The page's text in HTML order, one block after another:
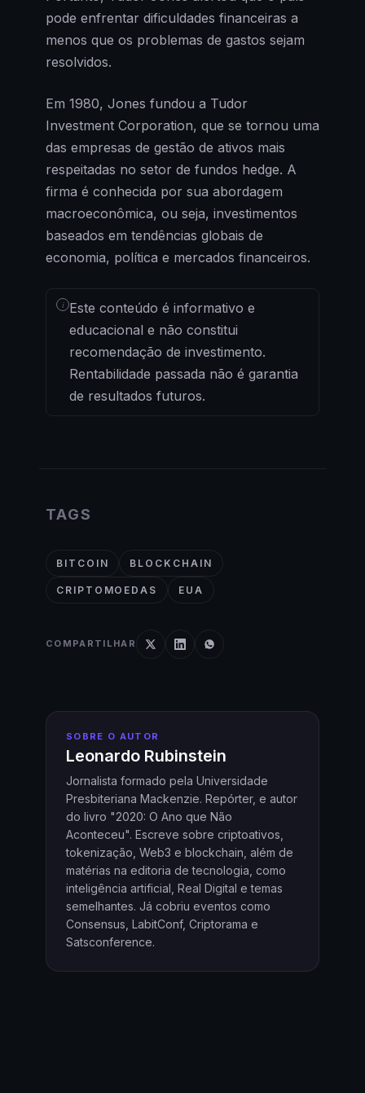
pode enfrentar dificuldades financeiras a
menos que os problemas de gastos sejam
resolvidos.
Em 1980, Jones fundou a Tudor
Investment Corporation, que se tornou uma
das empresas de gestão de ativos mais
respeitadas no setor de fundos hedge. A
firma é conhecida por sua abordagem
macroeconômica, ou seja, investimentos
baseados em tendências globais de
economia, política e mercados financeiros.
i Este conteúdo é informativo e
educacional e não constitui
recomendação de investimento.
Rentabilidade passada não é garantia
de resultados futuros.
TAGS
BITCOIN BLOCKCHAIN
CRIPTOMOEDAS EUA
COMPARTILHAR
SOBRE O AUTOR
Leonardo Rubinstein
Jornalista formado pela Universidade
Presbiteriana Mackenzie. Repórter, e autor
do livro "2020: O Ano que Não
Aconteceu". Escreve sobre criptoativos,
tokenização, Web3 e blockchain, além de
matérias na editoria de tecnologia, como
inteligência artificial, Real Digital e temas
semelhantes. Já cobriu eventos como
Consensus, LabitConf, Criptorama e
Satsconference.